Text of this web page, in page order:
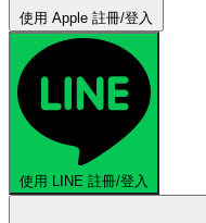
使用 Apple 註冊/登入
使用 LINE 註冊/登入